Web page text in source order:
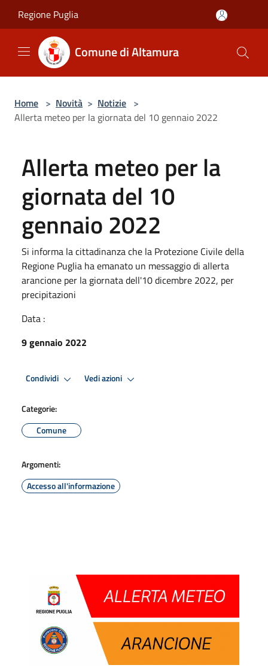
Regione Puglia
Comune di Altamura
Home > Novità > Notizie >
Allerta meteo per la giornata del 10 gennaio 2022
Allerta meteo per la
giornata del 10
gennaio 2022
Si informa la cittadinanza che la Protezione Civile della
Regione Puglia ha emanato un messaggio di allerta
arancione per la giornata dell'10 dicembre 2022, per
precipitazioni
Data :
9 gennaio 2022
Condividi Vedi azioni
Categorie:
Comune
Argomenti:
Accesso all'informazione